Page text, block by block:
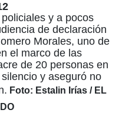
y a pocos
de declaración
Morales, uno de
el marco de las
de 20 personas en
y aseguró no
Foto: Estalin Irías / EL